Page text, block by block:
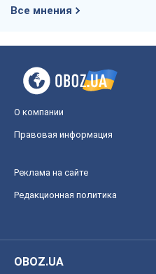
Все мнения
О компании
Правовая информация
Реклама на сайте
Редакционная политика
OBOZ.UA